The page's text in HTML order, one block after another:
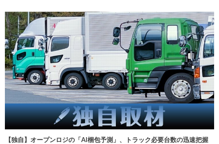
【独自】オープンロジの「AI梱包予測」、トラック必要台数の迅速把握